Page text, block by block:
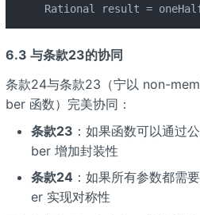
Rational result =
6.3 与条款23的协同
条款24与条款23（宁以 non-
ber 函数）完美协同：
条款23 ：如果函数可以通过
ber 增加封装性
条款24：如果所有参数都需
er 实现对称性